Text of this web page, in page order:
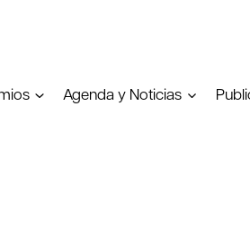
Agenda y Noticias